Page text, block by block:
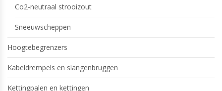
Co2-neutraal strooizout
Sneeuwscheppen
Hoogtebegrenzers
Kabeldrempels en slangenbruggen
Kettingpalen en kettingen